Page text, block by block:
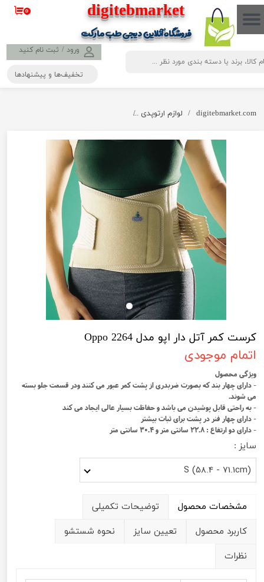
​​​​​​​​digitebmarket
فروشگاه آنلاین دیجی طب مارکت
ورود / ثبت نام کنید
حساب کاربری من
تغییر گذر واژه
۰
تخفیف‌ها و پیشنهادها
digitebmarket.com لوازم ارتوپدی
کرست کمر آتل دار اپو مدل Oppo 2264
اتمام موجودی
ویژگی محصول
- دارای چهار بند که بصورت ضربدری از پشت کمر عبور می کنند ودر قسمت جلو بسته
می شوند.
- به راحتی قابل پوشیدن می باشد و حفاظت بسیار عالی ایجاد می کند
- دارای چهار فنر در پشت برای ثبات بیشتر
- دارای دو ارتفاع : 22.8 سانتی متر و 30.4 سانتی متر
سایز :
(S (58.4 - 71.1cm
مشخصات محصول
توضیحات تکمیلی
کاربرد محصول
تعیین سایز
نحوه شستشو
نظرات